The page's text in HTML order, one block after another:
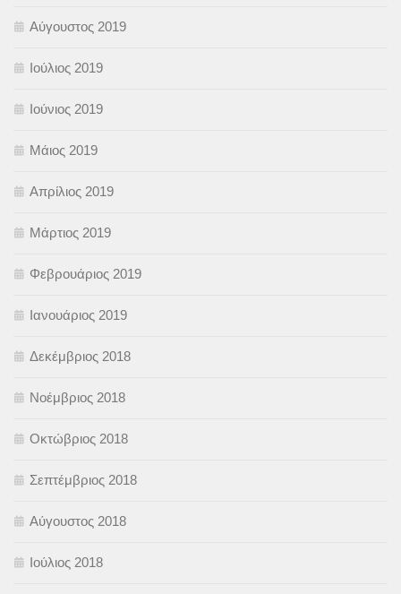
Αύγουστος 2019
Ιούλιος 2019
Ιούνιος 2019
Μάιος 2019
Απρίλιος 2019
Μάρτιος 2019
Φεβρουάριος 2019
Ιανουάριος 2019
Δεκέμβριος 2018
Νοέμβριος 2018
Οκτώβριος 2018
Σεπτέμβριος 2018
Αύγουστος 2018
Ιούλιος 2018